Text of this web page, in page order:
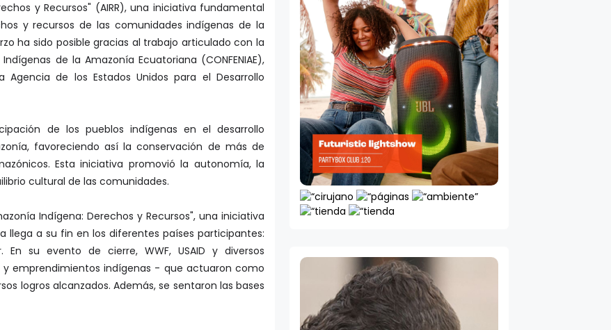
y Recursos" (AIRR), una iniciativa fundamental
y recursos de las comunidades indígenas de la
ha sido posible gracias al trabajo articulado con la
de la Amazonía Ecuatoriana (CONFENIAE),
Agencia de los Estados Unidos para el Desarrollo
de los pueblos indígenas en el desarrollo
favoreciendo así la conservación de más de
Esta iniciativa promovió la autonomía, la
cultural de las comunidades.
Indígena: Derechos y Recursos", una iniciativa
llega a su fin en los diferentes países participantes:
En su evento de cierre, WWF, USAID y diversos
y emprendimientos indígenas - que actuaron como
logros alcanzados. Además, se sentaron las bases